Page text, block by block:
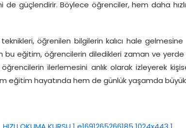
de güçlendirir. Böylece öğrenciler, hem daha
öğrenilen bilgilerin kalıcı hale gelmesine
eğitim, öğrencilerin diledikleri zaman ve yerde
ilerlemesini anlık olarak izleyerek
eğitim hayatında hem de günlük yaşamda